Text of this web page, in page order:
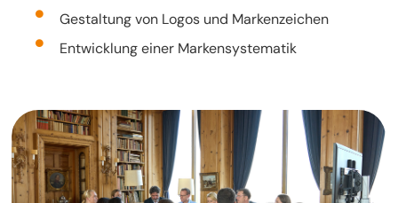
Gestaltung von Logos und Markenzeichen
Entwicklung einer Markensystematik